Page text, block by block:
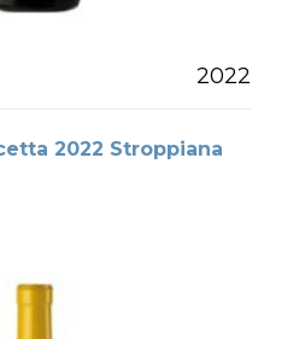
2022
2022 Stroppiana